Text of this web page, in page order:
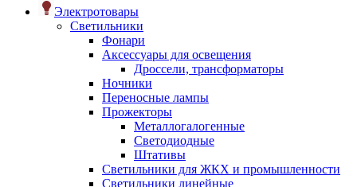
Электротовары
Светильники
Фонари
Аксессуары для освещения
Дроссели, трансформаторы
Ночники
Переносные лампы
Прожекторы
Металлогалогенные
Светодиодные
Штативы
Светильники для ЖКХ и промышленности
Светильники линейные